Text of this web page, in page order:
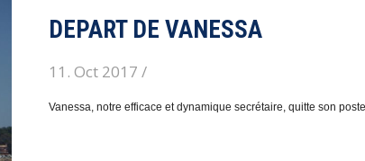
DEPART DE VANESSA
11. Oct 2017 /
Vanessa, notre efficace et dynamique secrétaire, quitte son